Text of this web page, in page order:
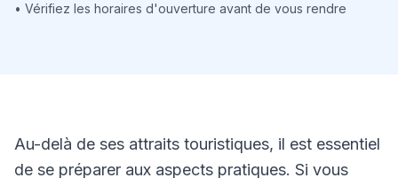
• Vérifiez les horaires d'ouverture avant de vous rendre
Au-delà de ses attraits touristiques, il est essentiel
de se préparer aux aspects pratiques. Si vous